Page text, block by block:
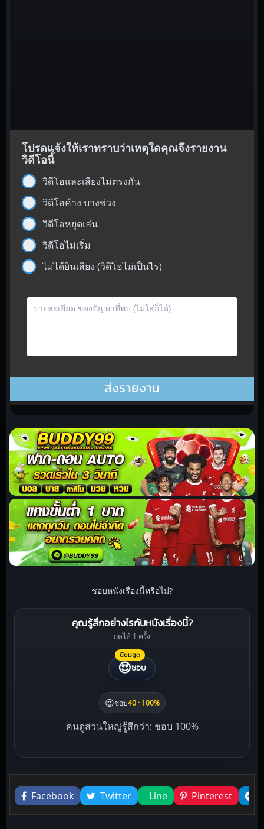
โปรดแจ้งให้เราทราบว่าเหตุใดคุณจึงรายงาน
วิดีโอนี้
วิดีโอและเสียงไม่ตรงกัน
วิดีโอค้าง บางช่วง
วิดีโอหยุดเล่น
วิดีโอไม่เริ่ม
ไม่ได้ยินเสียง (วิดีโอไม่เป็นไร)
ชอบหนังเรื่องนี้หรือไม่?
คุณรู้สึกอย่างไรกับหนังเรื่องนี้?
กดได้ 1 ครั้ง
นิยมสุด
😍ชอบ
😍ชอบ40 · 100%
คนดูส่วนใหญ่รู้สึกว่า: ชอบ 100%
Liked this
Facebook
Twitter Line Pinterest